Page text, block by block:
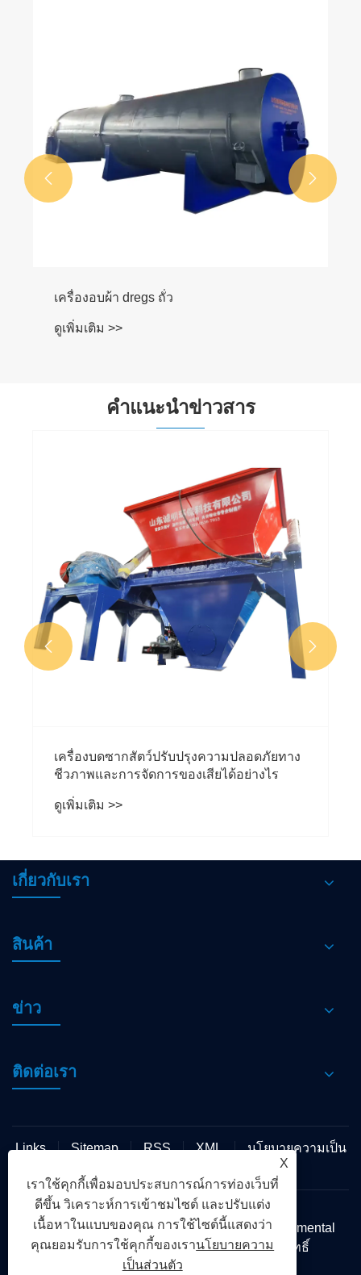
เครื่องอบผ้า dregs ถั่ว
ดูเพิ่มเติม >>
 
คำแนะนำข่าวสาร
เครื่องบดซากสัตว์ปรับปรุงความปลอดภัยทาง
ชีวภาพและการจัดการของเสียได้อย่างไร
ดูเพิ่มเติม >>
 
เกี่ยวกับเรา
สินค้า
ข่าว
ติดต่อเรา
Links Sitemap RSS XML
นโยบายความเป็น
ลิขสิทธิ์© 2024 Shengming Chengming Environmental
Protection Technology Co. , Ltd. สงวนลิขสิทธิ์
X
เราใช้คุกกี้เพื่อมอบประสบการณ์การท่องเว็บที่
ดีขึ้น วิเคราะห์การเข้าชมไซต์ และปรับแต่ง
เนื้อหาในแบบของคุณ การใช้ไซต์นี้แสดงว่า
คุณยอมรับการใช้คุกกี้ของเรานโยบายความ
เป็นส่วนตัว